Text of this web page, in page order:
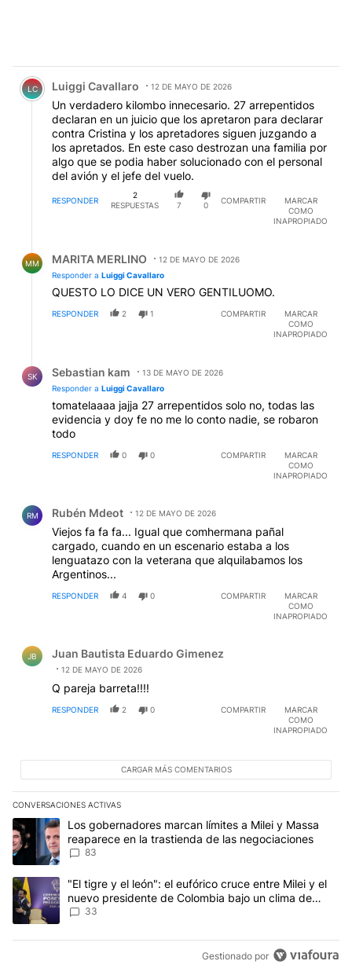
Comentario de Luiggi Cavallaro.
LC Luiggi Cavallaro 12 DE MAYO DE 2026
Un verdadero kilombo innecesario. 27 arrepentidos
declaran en un juicio que los apretaron para declarar
contra Cristina y los apretadores siguen juzgando a
los apretados. En este caso destrozan una familia por
algo que se podia haber solucionado con el personal
del avión y el jefe del vuelo.
RESPONDER
2
RESPUESTAS
7 0
COMPARTIR
MARCAR
COMO
INAPROPIADO
MM MARITA MERLINO
12 DE MAYO DE 2026
Responder a Luiggi Cavallaro
QUESTO LO DICE UN VERO GENTILUOMO.
RESPONDER 2 1 COMPARTIR
MARCAR
COMO
INAPROPIADO
SK Sebastian kam
13 DE MAYO DE 2026
Responder a Luiggi Cavallaro
tomatelaaaa jajja 27 arrepentidos solo no, todas las
evidencia y doy fe no me lo conto nadie, se robaron
todo
RESPONDER 0 0 COMPARTIR
MARCAR
COMO
INAPROPIADO
RM Rubén Mdeot 12 DE MAYO DE 2026
Viejos fa fa fa... Igual que comhermana pañal
cargado, cuando en un escenario estaba a los
lenguatazo con la veterana que alquilabamos los
Argentinos...
RESPONDER 4 0 COMPARTIR
MARCAR
COMO
INAPROPIADO
JB Juan Bautista Eduardo Gimenez
12 DE MAYO DE 2026
Q pareja barreta!!!!
RESPONDER 2 0 COMPARTIR
MARCAR
COMO
INAPROPIADO
CARGAR MÁS COMENTARIOS
CONVERSACIONES ACTIVAS
Este listado muestra los artículos con más comentarios en los
Un artículo de tendencia con el título "Los gobernadores
Los gobernadores marcan límites a Milei y Massa
reaparece en la trastienda de las negociaciones
83
Un artículo de tendencia con el título ""El tigre y el león": el
"El tigre y el león": el eufórico cruce entre Milei y el
nuevo presidente de Colombia bajo un clima de
máxima tensión
33
Gestionado por